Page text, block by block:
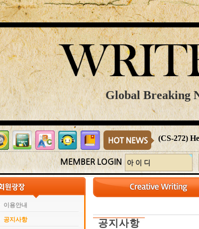
Global Breaking
(CS-272)
MEMBER LOGIN
이용안내
공지사항 공지사항